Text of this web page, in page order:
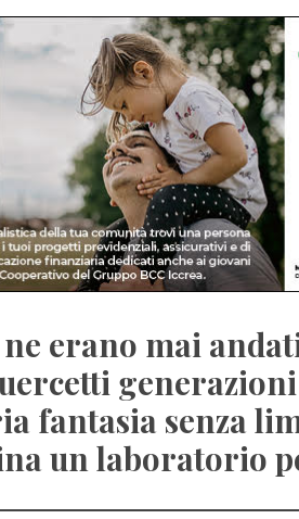
erano mai
fantasia senza
un laboratorio